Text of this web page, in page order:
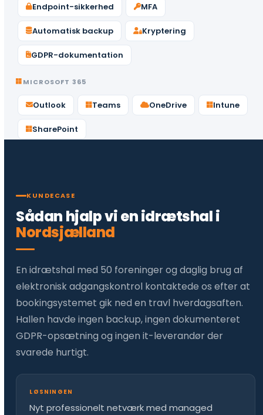
Endpoint-sikkerhed MFA
Automatisk backup Kryptering
GDPR-dokumentation
MICROSOFT 365
Outlook Teams OneDrive Intune
SharePoint
KUNDECASE
Sådan hjalp vi en idrætshal i
Nordsjælland
En idrætshal med 50 foreninger og daglig brug af
elektronisk adgangskontrol kontaktede os efter at
bookingsystemet gik ned en travl hverdagsaften.
Hallen havde ingen backup, ingen dokumenteret
GDPR-opsætning og ingen it-leverandør der
svarede hurtigt.
LØSNINGEN
Nyt professionelt netværk med managed